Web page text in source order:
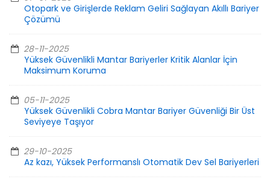
Otopark ve Girişlerde Reklam Geliri Sağlayan Akıllı Bariyer
Çözümü
28-11-2025
Yüksek Güvenlikli Mantar Bariyerler Kritik Alanlar İçin
Maksimum Koruma
05-11-2025
Yüksek Güvenlikli Cobra Mantar Bariyer Güvenliği Bir Üst
Seviyeye Taşıyor
29-10-2025
Az kazı, Yüksek Performanslı Otomatik Dev Sel Bariyerleri